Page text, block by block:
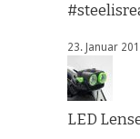
23. Januar
LED